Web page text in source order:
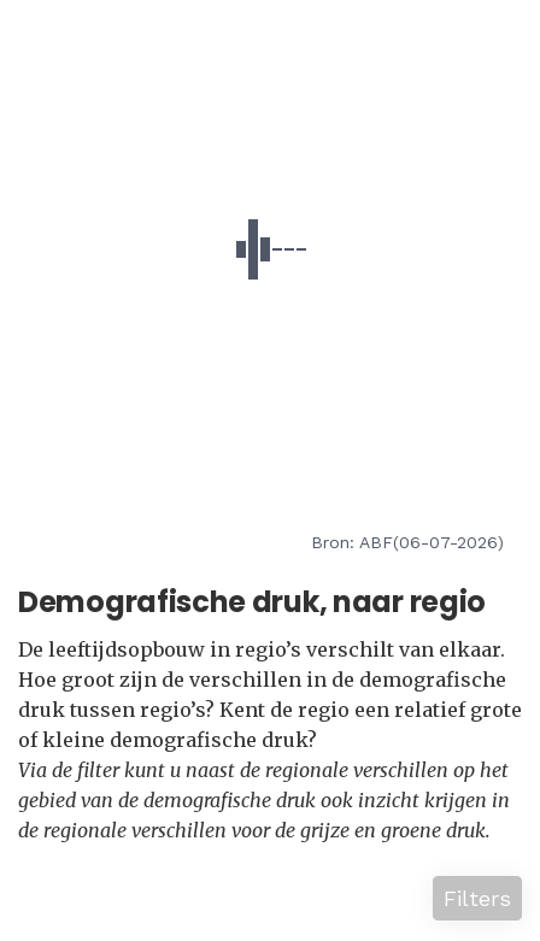
Bron: ABF(06-07-2026)
Demografische druk, naar regio
De leeftijdsopbouw in regio’s verschilt van elkaar.
Hoe groot zijn de verschillen in de demografische
druk tussen regio’s? Kent de regio een relatief grote
of kleine demografische druk?
Via de filter kunt u naast de regionale verschillen op het
gebied van de demografische druk ook inzicht krijgen in
de regionale verschillen voor de grijze en groene druk.
Filters